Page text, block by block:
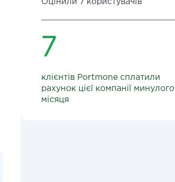
Оцінили 7 користувачів
7
клієнтів Portmone сплатили
рахунок цієї компанії минулого
місяця